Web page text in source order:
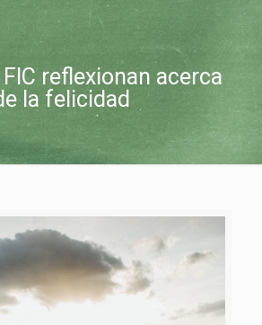
reflexionan acerca
la felicidad